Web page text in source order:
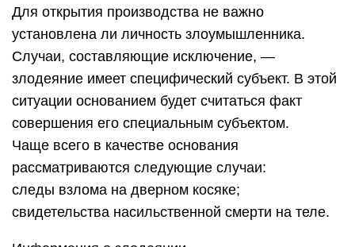
Для открытия производства не важно
установлена ли личность злоумышленника.
Случаи, составляющие исключение, —
злодеяние имеет специфический субъект. В этой
ситуации основанием будет считаться факт
совершения его специальным субъектом.
Чаще всего в качестве основания
рассматриваются следующие случаи:
следы взлома на дверном косяке;
свидетельства насильственной смерти на теле.